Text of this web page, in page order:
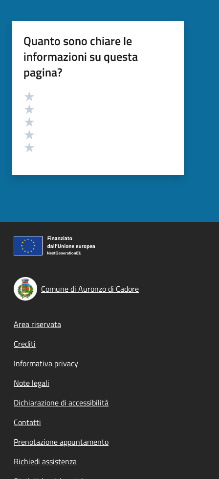
Quanto sono chiare le
informazioni su questa
pagina?
Valutazione
Comune di Auronzo di Cadore
Footer menu
Area riservata
Crediti
Informativa privacy
Note legali
Dichiarazione di accessibilità
Contatti
Prenotazione appuntamento
Richiedi assistenza